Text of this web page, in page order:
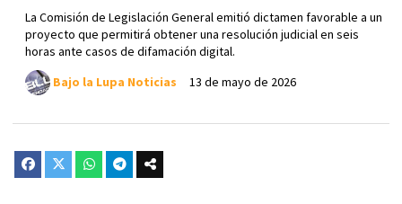
La Comisión de Legislación General emitió dictamen favorable a un
proyecto que permitirá obtener una resolución judicial en seis
horas ante casos de difamación digital.
13 de mayo de 2026
Bajo la Lupa Noticias